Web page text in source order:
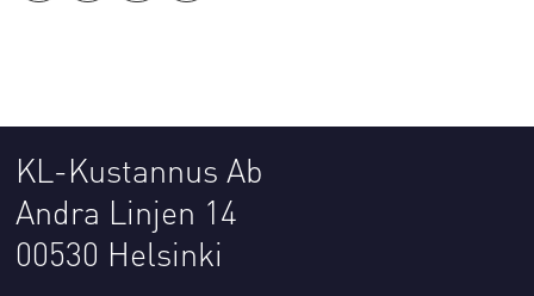
KL-Kustannus Ab
Andra Linjen 14
00530 Helsinki